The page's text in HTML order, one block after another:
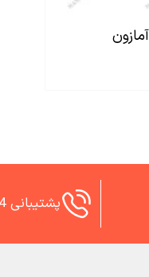
پشتیبانی 24 ساعته